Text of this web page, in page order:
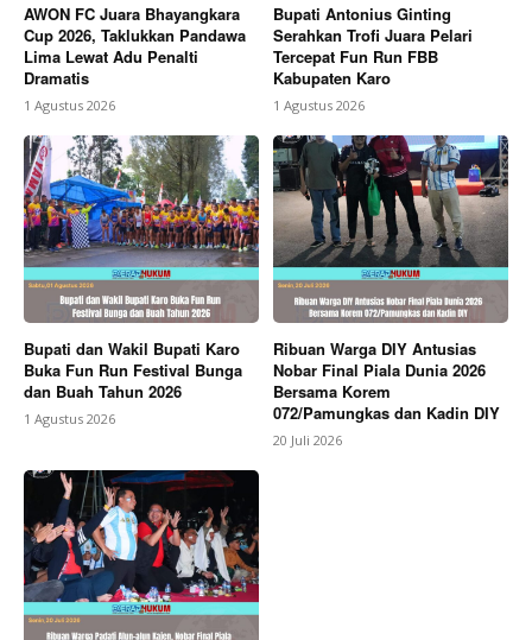
AWON FC Juara Bhayangkara
Cup 2026, Taklukkan Pandawa
Lima Lewat Adu Penalti
Dramatis
1 Agustus 2026
Bupati Antonius Ginting
Serahkan Trofi Juara Pelari
Tercepat Fun Run FBB
Kabupaten Karo
1 Agustus 2026
Bupati dan Wakil Bupati Karo
Buka Fun Run Festival Bunga
dan Buah Tahun 2026
1 Agustus 2026
Ribuan Warga DIY Antusias
Nobar Final Piala Dunia 2026
Bersama Korem
072/Pamungkas dan Kadin DIY
20 Juli 2026